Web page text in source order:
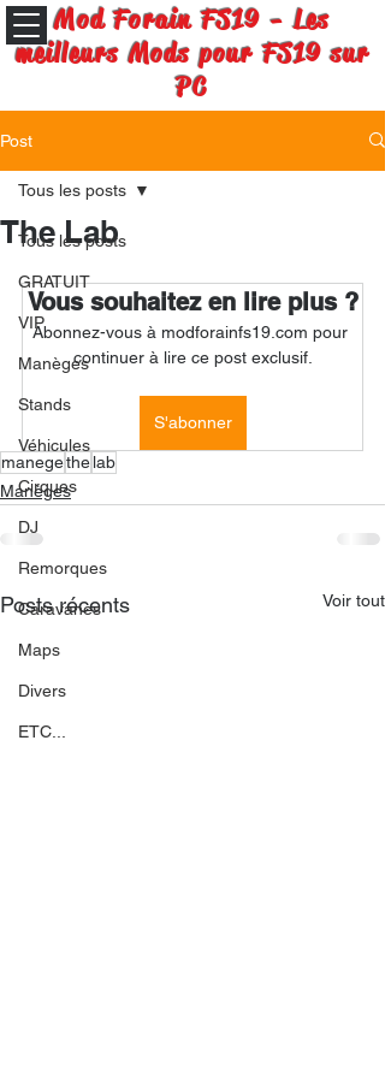
Mod Forain FS19 - Les
meilleurs Mods pour FS19 sur
PC
Post
Tous les posts
GRATUIT
VIP
Manèges
Stands
Véhicules
Cirques
DJ
Remorques
Caravanes
Maps
Divers
ETC...
Tous les posts
The Lab
Vous souhaitez en lire plus ?
Abonnez-vous à modforainfs19.com pour
continuer à lire ce post exclusif.
S'abonner
manegethelab
Manèges
Posts récents Voir tout